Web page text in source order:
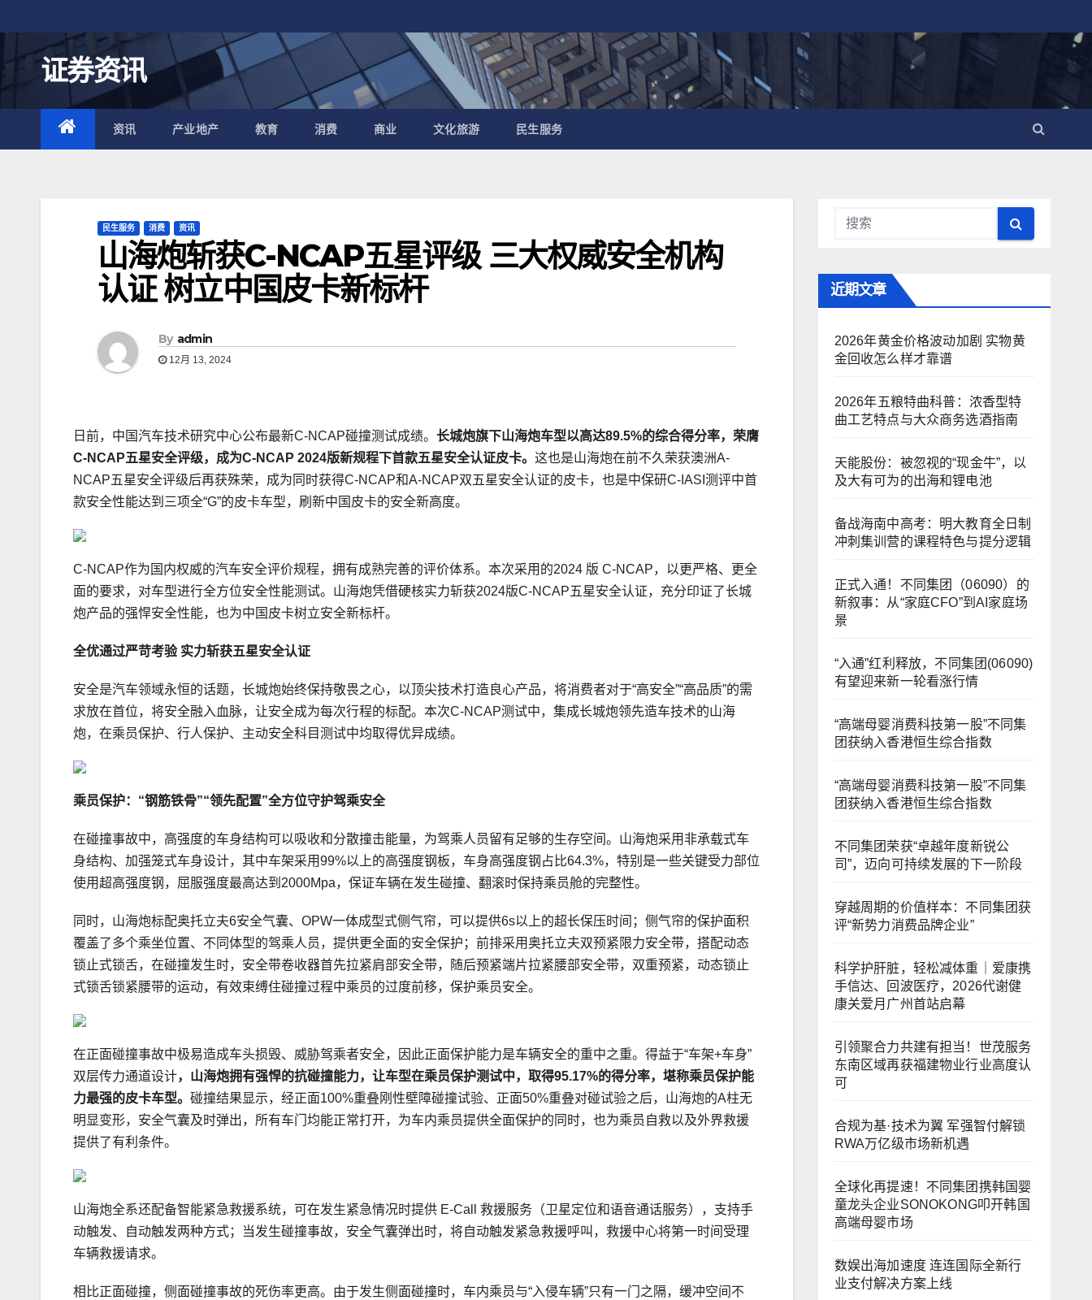
至
内
容
证券资讯
资讯 产业地产 教育 消费 商业 文化旅游 民生服务
民生服务 消费 资讯
山海炮斩获C-NCAP五星评级 三大权威安全机构
认证 树立中国皮卡新标杆
By admin
12月 13, 2024
日前，中国汽车技术研究中心公布最新C-NCAP碰撞测试成绩。 长城炮旗下山海炮车型以高达89.5%的综合得分率，荣膺
C-NCAP五星安全评级，成为C-NCAP 2024版新规程下首款五星安全认证皮卡。 这也是山海炮在前不久荣获澳洲A-
NCAP五星安全评级后再获殊荣，成为同时获得C-NCAP和A-NCAP双五星安全认证的皮卡，也是中保研C-IASI测评中首
款安全性能达到三项全“G”的皮卡车型，刷新中国皮卡的安全新高度。
C-NCAP作为国内权威的汽车安全评价规程，拥有成熟完善的评价体系。本次采用的2024 版 C-NCAP，以更严格、更全
面的要求，对车型进行全方位安全性能测试。山海炮凭借硬核实力斩获2024版C-NCAP五星安全认证，充分印证了长城
炮产品的强悍安全性能，也为中国皮卡树立安全新标杆。
全优通过严苛考验 实力斩获五星安全认证
安全是汽车领域永恒的话题，长城炮始终保持敬畏之心，以顶尖技术打造良心产品，将消费者对于“高安全”“高品质”的需
求放在首位，将安全融入血脉，让安全成为每次行程的标配。本次C-NCAP测试中，集成长城炮领先造车技术的山海
炮，在乘员保护、行人保护、主动安全科目测试中均取得优异成绩。
乘员保护：“钢筋铁骨”“领先配置”全方位守护驾乘安全
在碰撞事故中，高强度的车身结构可以吸收和分散撞击能量，为驾乘人员留有足够的生存空间。山海炮采用非承载式车
身结构、加强笼式车身设计，其中车架采用99%以上的高强度钢板，车身高强度钢占比64.3%，特别是一些关键受力部位
使用超高强度钢，屈服强度最高达到2000Mpa，保证车辆在发生碰撞、翻滚时保持乘员舱的完整性。
同时，山海炮标配奥托立夫6安全气囊、OPW一体成型式侧气帘，可以提供6s以上的超长保压时间；侧气帘的保护面积
覆盖了多个乘坐位置、不同体型的驾乘人员，提供更全面的安全保护；前排采用奥托立夫双预紧限力安全带，搭配动态
锁止式锁舌，在碰撞发生时，安全带卷收器首先拉紧肩部安全带，随后预紧端片拉紧腰部安全带，双重预紧，动态锁止
式锁舌锁紧腰带的运动，有效束缚住碰撞过程中乘员的过度前移，保护乘员安全。
在正面碰撞事故中极易造成车头损毁、威胁驾乘者安全，因此正面保护能力是车辆安全的重中之重。得益于“车架+车身”
双层传力通道设计，山海炮拥有强悍的抗碰撞能力，让车型在乘员保护测试中，取得95.17%的得分率， 堪称乘员保护能
力最强的皮卡车型。 碰撞结果显示，经正面100%重叠刚性壁障碰撞试验、正面50%重叠对碰试验之后，山海炮的A柱无
明显变形，安全气囊及时弹出，所有车门均能正常打开，为车内乘员提供全面保护的同时，也为乘员自救以及外界救援
提供了有利条件。
山海炮全系还配备智能紧急救援系统，可在发生紧急情况时提供 E-Call 救援服务（卫星定位和语音通话服务），支持手
动触发、自动触发两种方式；当发生碰撞事故，安全气囊弹出时，将自动触发紧急救援呼叫，救援中心将第一时间受理
车辆救援请求。
相比正面碰撞，侧面碰撞事故的死伤率更高。由于发生侧面碰撞时，车内乘员与“入侵车辆”只有一门之隔，缓冲空间不
近期文章
2026年黄金价格波动加剧 实物黄
金回收怎么样才靠谱
2026年五粮特曲科普：浓香型特
曲工艺特点与大众商务选酒指南
天能股份：被忽视的“现金牛”，以
及大有可为的出海和锂电池
备战海南中高考：明大教育全日制
冲刺集训营的课程特色与提分逻辑
正式入通！不同集团（06090）的
新叙事：从“家庭CFO”到AI家庭场
景
“入通”红利释放，不同集团(06090)
有望迎来新一轮看涨行情
“高端母婴消费科技第一股”不同集
团获纳入香港恒生综合指数
“高端母婴消费科技第一股”不同集
团获纳入香港恒生综合指数
不同集团荣获“卓越年度新锐公
司”，迈向可持续发展的下一阶段
穿越周期的价值样本：不同集团获
评“新势力消费品牌企业”
科学护肝脏，轻松减体重｜爱康携
手信达、回波医疗，2026代谢健
康关爱月广州首站启幕
引领聚合力共建有担当！世茂服务
东南区域再获福建物业行业高度认
可
合规为基·技术为翼 军强智付解锁
RWA万亿级市场新机遇
全球化再提速！不同集团携韩国婴
童龙头企业SONOKONG叩开韩国
高端母婴市场
数娱出海加速度 连连国际全新行
业支付解决方案上线